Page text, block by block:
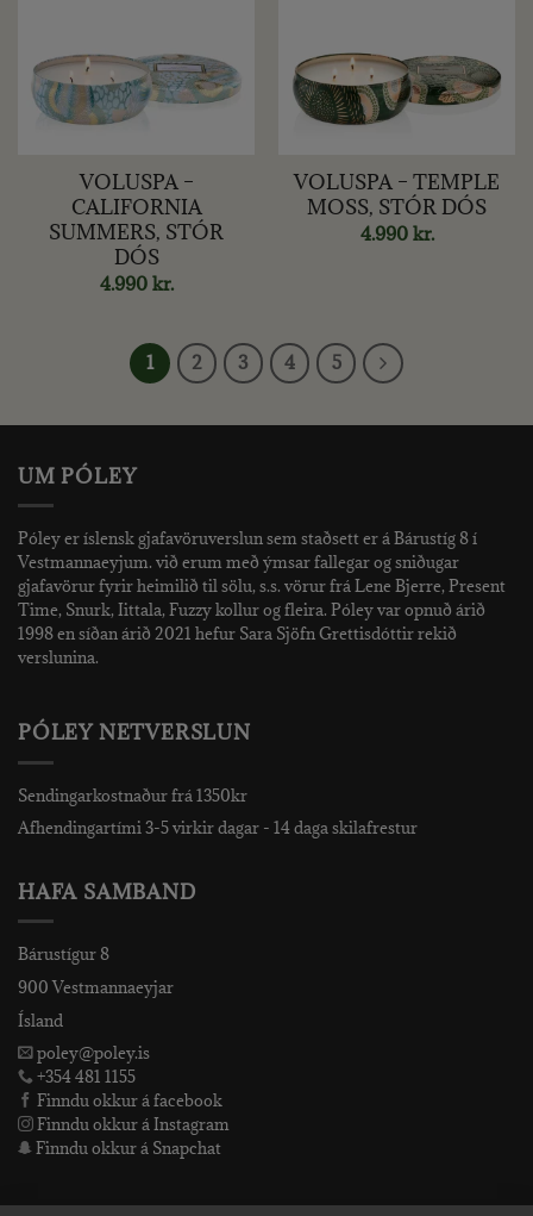
VOLUSPA –
CALIFORNIA
SUMMERS, STÓR
DÓS
4.990 kr.
VOLUSPA – TEMPLE
MOSS, STÓR DÓS
4.990 kr.
1 2 3 4 5
UM PÓLEY
Póley er íslensk gjafavöruverslun sem staðsett er á Bárustíg 8 í
Vestmannaeyjum. við erum með ýmsar fallegar og sniðugar
gjafavörur fyrir heimilið til sölu, s.s. vörur frá Lene Bjerre, Present
Time, Snurk, Iittala, Fuzzy kollur og fleira. Póley var opnuð árið
1998 en síðan árið 2021 hefur Sara Sjöfn Grettisdóttir rekið
verslunina.
PÓLEY NETVERSLUN
Sendingarkostnaður frá 1350kr
Afhendingartími 3-5 virkir dagar - 14 daga skilafrestur
HAFA SAMBAND
Bárustígur 8
900 Vestmannaeyjar
Ísland
poley@poley.is
+354 481 1155
Finndu okkur á facebook
Finndu okkur á Instagram
Finndu okkur á Snapchat